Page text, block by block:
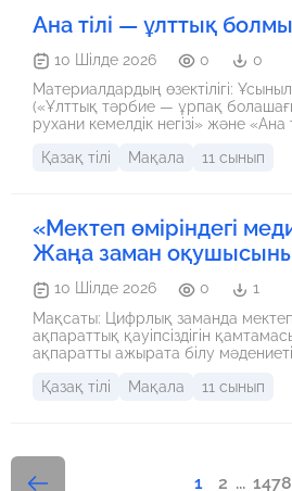
Ана тілі — ұлттық
10 Шілде 2026 0
0
Материалдардың өзектілігі:
(«Ұлттық тәрбие — ұрпақ
рухани кемелдік негізі» және «Ана
маңызды мәселелерді қозғайды.
Қазақ тілі Мақала 11 сынып
«Мектеп өміріндегі
Жаңа заман
10 Шілде 2026 0
1
Мақсаты: Цифрлық заманда
ақпараттық қауіпсіздігін
ақпаратты ажырата білу
Қазақ тілі
Мақала 11 сынып
1 2 ... 1478